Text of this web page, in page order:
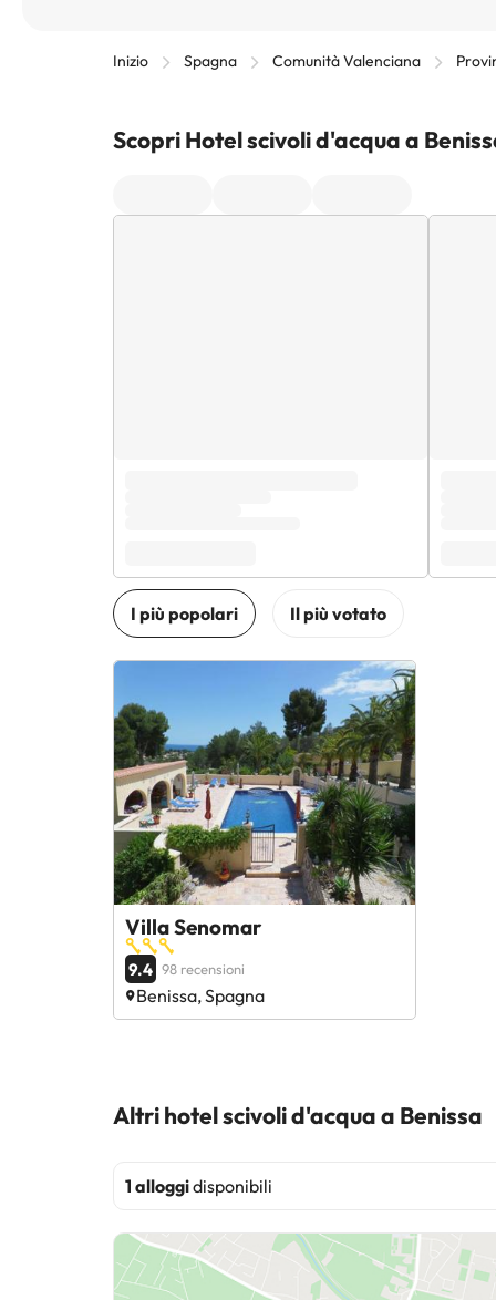
Inizio Spagna Comunità Valenciana
Scopri Hotel scivoli d'acqua a
Villa Senomar
9.4 98 recensioni
Benissa, Spagna
Altri hotel scivoli d'acqua a Benissa
1 alloggidisponibili